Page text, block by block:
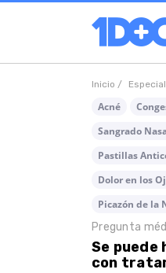
Inicio /
Acné
Sangrado
Pastillas
Dolor en los
Picazón de la
Pregunta
Se
con